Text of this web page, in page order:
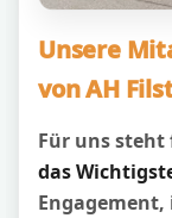
Unsere
von AH
Für uns steht
das